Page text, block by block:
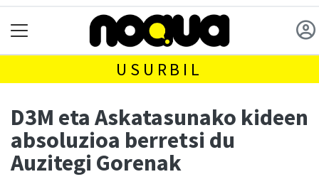
USURBIL
D3M eta Askatasunako kideen
absoluzioa berretsi du
Auzitegi Gorenak